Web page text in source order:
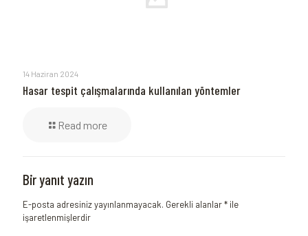
14 Haziran 2024
Hasar tespit çalışmalarında kullanılan yöntemler
Read more
Bir yanıt yazın
E-posta adresiniz yayınlanmayacak. Gerekli alanlar* ile
işaretlenmişlerdir